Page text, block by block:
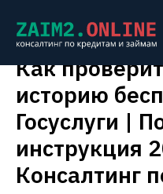
Как
историю
Госуслуги |
инструкция
Консалтинг